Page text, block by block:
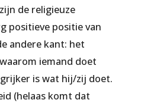
de religieuze
positieve positie van
andere kant: het
iemand doet
is wat hij/zij doet.
(helaas komt dat